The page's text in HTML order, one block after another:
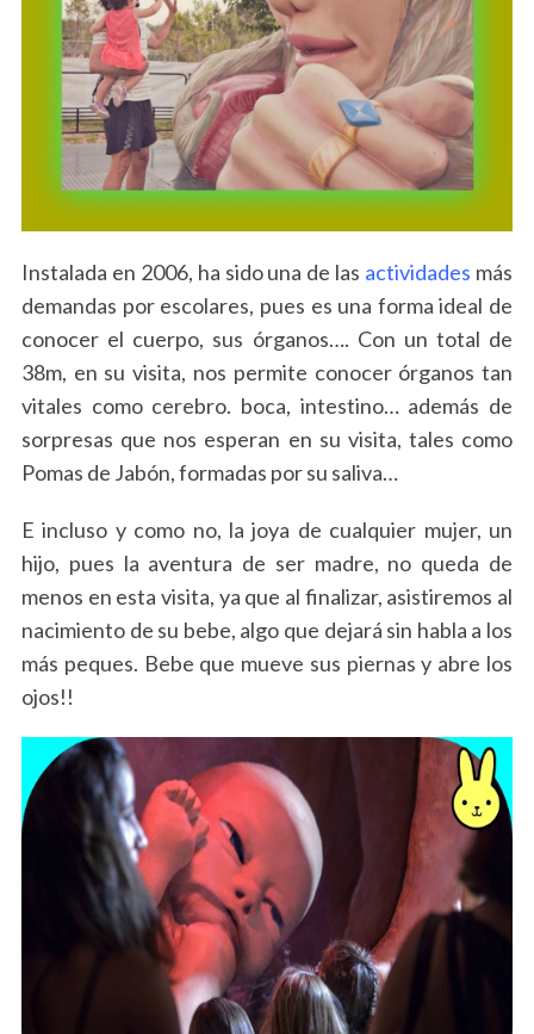
Instalada en 2006, ha sido una de las actividades más
demandas por escolares, pues es una forma ideal de
conocer el cuerpo, sus órganos…. Con un total de
38m, en su visita, nos permite conocer órganos tan
vitales como cerebro. boca, intestino… además de
sorpresas que nos esperan en su visita, tales como
Pomas de Jabón, formadas por su saliva…
E incluso y como no, la joya de cualquier mujer, un
hijo, pues la aventura de ser madre, no queda de
menos en esta visita, ya que al finalizar, asistiremos al
nacimiento de su bebe, algo que dejará sin habla a los
más peques. Bebe que mueve sus piernas y abre los
ojos!!